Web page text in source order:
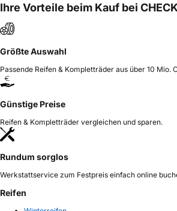
Ihre Vorteile beim Kauf bei
Größte Auswahl
Passende Reifen & Kompletträder aus über 10 Mio.
Günstige Preise
Reifen & Kompletträder vergleichen und sparen.
Rundum sorglos
Werkstattservice zum Festpreis einfach online
Reifen